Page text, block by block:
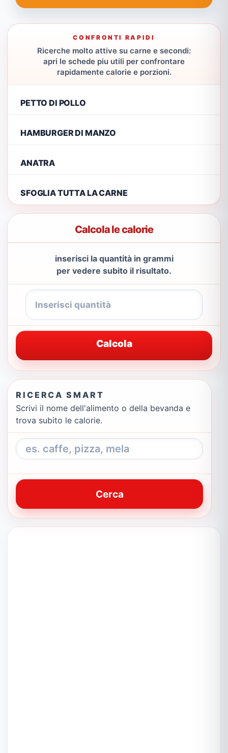
CONFRONTI RAPIDI
Ricerche molto attive su carne e secondi:
apri le schede piu utili per confrontare
rapidamente calorie e porzioni.
PETTO DI POLLO
HAMBURGER DI MANZO
ANATRA
SFOGLIA TUTTA LA CARNE
Calcola le calorie
inserisci la quantità in grammi
per vedere subito il risultato.
Calcola
RICERCA SMART
Scrivi il nome dell'alimento o della bevanda e
trova subito le calorie.
Cerca